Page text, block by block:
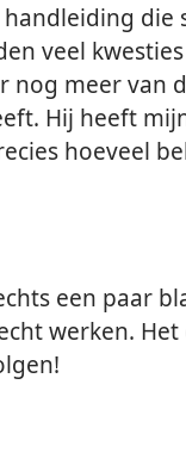
die
veel
nog meer van
Hij heeft
hoeveel
een paar
werken.